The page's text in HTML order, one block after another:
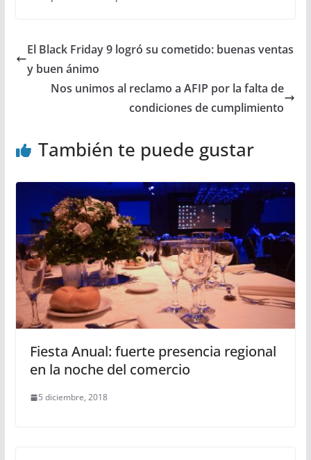
El Black Friday 9 logró su cometido: buenas ventas
y buen ánimo
Nos unimos al reclamo a AFIP por la falta de
condiciones de cumplimiento
También te puede gustar
Fiesta Anual: fuerte presencia regional
en la noche del comercio
5 diciembre, 2018